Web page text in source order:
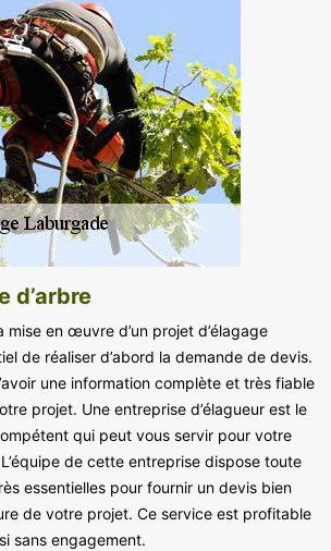
d’arbre
mise en œuvre d’un projet d’élagage
de réaliser d’abord la demande de devis.
une information complète et très fiable
projet. Une entreprise d’élagueur est le
qui peut vous servir pour votre
de cette entreprise dispose toute
essentielles pour fournir un devis bien
de votre projet. Ce service est profitable
sans engagement.